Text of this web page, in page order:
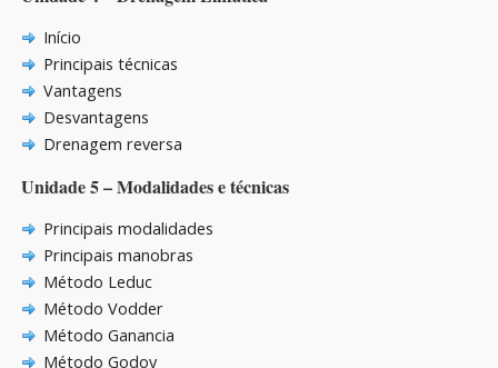
Início
Principais técnicas
Vantagens
Desvantagens
Drenagem reversa
Unidade 5 – Modalidades e técnicas
Principais modalidades
Principais manobras
Método Leduc
Método Vodder
Método Ganancia
Método Godoy